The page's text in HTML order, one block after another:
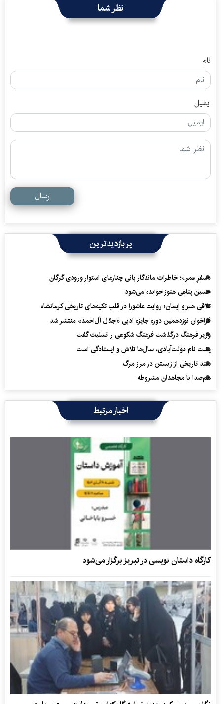
نظر شما
نام
ایمیل
ارسال
پربازدیدترین
«سفرِ عمر»؛ خاطرات ماندگار بانی چنارهای استوار ورودی گرگان
حسین پناهی هنوز خوانده می‌شود
تلاقی هنر و ایمان؛ روایت عاشورا در قلب تکیه‌های تاریخی کرمانشاه
فراخوان نوزدهمین دوره جایزه ادبی «جلال آل‌احمد» منتشر شد
وزیر فرهنگ درگذشت فرهنگ شکوهی را تسلیت گفت
پشت نام دولت‌آبادی، سال‌ها تلاش و ایستادگی است
سند تاریخی از زیستن در مرز مرگ
هم‌صدا با مجاهدان مشروطه
اخبار مرتبط
کارگاه داستان نویسی در تبریز برگزار می‌شود